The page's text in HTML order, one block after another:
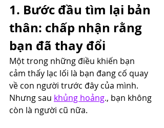
1. Bước đầu tìm lại bản
thân: chấp nhận rằng
bạn đã thay đổi
Một trong những điều khiến bạn
cảm thấy lạc lối là bạn đang cố quay
về con người trước đây của mình.
Nhưng sau khủng hoảng., bạn không
còn là người cũ nữa.